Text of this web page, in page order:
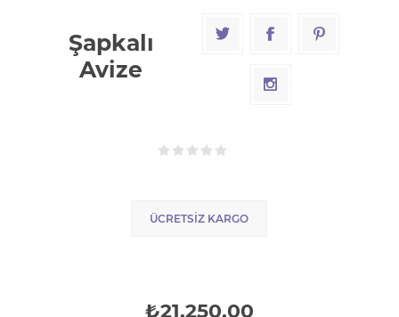
Şapkalı
Avize
ÜCRETSIZ KARGO
₺21.250,00